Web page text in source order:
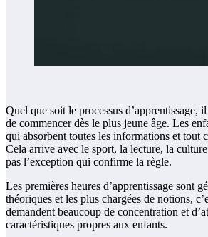
Quel que soit le processus d’apprentissage,
de commencer dès le plus jeune âge. Les
qui absorbent toutes les informations et tout
Cela arrive avec le sport, la lecture, la
pas l’exception qui confirme la règle.
Les premières heures d’apprentissage sont
théoriques et les plus chargées de notions,
demandent beaucoup de concentration et
caractéristiques propres aux enfants.